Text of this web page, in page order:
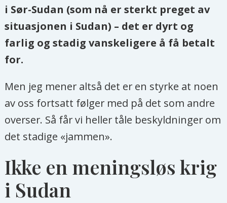
i Sør-Sudan (som nå er sterkt preget av
situasjonen i Sudan) – det er dyrt og
farlig og stadig vanskeligere å få betalt
for.
Men jeg mener altså det er en styrke at noen
av oss fortsatt følger med på det som andre
overser. Så får vi heller tåle beskyldninger om
det stadige «jammen».
Ikke en meningsløs krig
i Sudan